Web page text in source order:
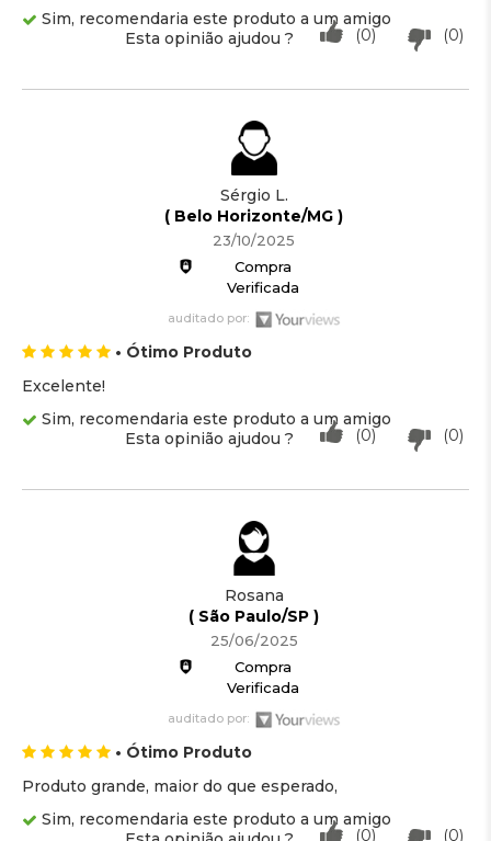
Sim, recomendaria este produto a um amigo
(0)
(0)
Esta opinião ajudou ?
Sérgio L.
( Belo Horizonte/MG )
23/10/2025
Compra
Verificada
auditado por:
• Ótimo Produto
Excelente!
Sim, recomendaria este produto a um amigo
(0)
(0)
Esta opinião ajudou ?
Rosana
( São Paulo/SP )
25/06/2025
Compra
Verificada
auditado por:
• Ótimo Produto
Produto grande, maior do que esperado,
Sim, recomendaria este produto a um amigo
(0)
(0)